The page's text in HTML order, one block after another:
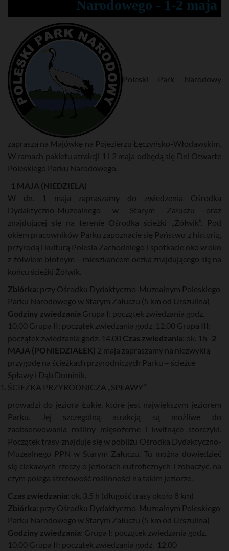
Narodowego - 1-2 maja
Poleski Park Narodowy
zaprasza na Majówkę na Pojezierzu Łęczyńsko-Włodawskim.
W ramach pakietu atrakcji 1 i 2 maja odbędą się Dni Otwarte
Poleskiego Parku Narodowego.
1 MAJA (NIEDZIELA)
W dn. 1 maja zapraszamy do zwiedzenia Ośrodka
Dydaktyczno-Muzealnego w Starym Załuczu oraz
znajdującej się na terenie Ośrodka ścieżki „Żółwik”. Pod
okiem pracowników Parku zapoznacie się Państwo z historią,
przyrodą i kulturą Polesia Zachodniego i spotkacie oko w oko
z żółwiem błotnym – mieszkańcem oczka znajdującego się na
końcu ścieżki Żółwik.
Zbiórka: przy Ośrodku Dydaktyczno-Muzealnym Poleskiego
Parku Narodowego w Starym Załuczu (5 km od Urszulina)
Godziny zwiedzania Grupa I: początek zwiedzania godz.
10.00 Grupa II: początek zwiedzania godz. 12.00 Grupa III:
początek zwiedzania godz. 14.00 Czas zwiedzania: ok. 1h 2
MAJA (PONIEDZIAŁEK) 2 maja zapraszamy na niezwykłą
przygodę na ścieżkach przyrodniczych Parku – ścieżce
Spławy i Dąb Dominik.
ŚCIEŻKA PRZYRODNICZA „SPŁAWY”
prowadzi do jeziora Łukie, które jest największym jeziorem
Parku. Jej szczególną atrakcją są możliwe do
zaobserwowania rośliny mięsożerne i kwitnące storczyki.
Początek trasy znajduje się w pobliżu Ośrodka Dydaktyczno-
Muzealnego PPN w Starym Załuczu. Tu można dowiedzieć
się ciekawych rzeczy o jeziorach eutroficznych i zobaczyć, na
czym polega strefowość roślinności na takim jeziorze.
Czas zwiedzania: ok. 3,5 h (długość trasy około 8 km)
Zbiórka: przy Ośrodku Dydaktyczno-Muzealnym Poleskiego
Parku Narodowego w Starym Załuczu (5 km od Urszulina)
Godziny zwiedzania: Grupa I: początek zwiedzania godz.
10.00 Grupa II: początek zwiedzania godz. 12.00